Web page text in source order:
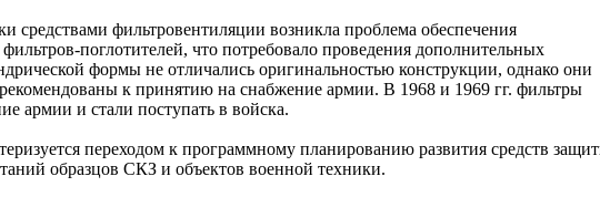
средствами фильтровентиляции возникла проблема обеспечения
поглотителей, что потребовало проведения дополнительных
формы не отличались оригинальностью конструкции, однако они
к принятию на снабжение армии. В 1968 и 1969 гг. фильтры
и стали поступать в войска.
переходом к программному планированию развития средств
образцов СКЗ и объектов военной техники.